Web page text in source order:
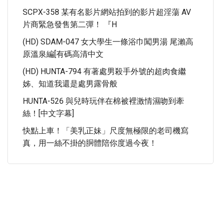
SCPX-358 某有名影片網站拍到的影片超淫蕩 AV
片商緊急發售第二彈！ 『H
(HD) SDAM-047 女大學生一條浴巾闖男湯 尾瀨高
原溫泉編[有碼高清中文
(HD) HUNTA-794 有著處男殺手外號的超肉食繼
姊、知道我還是處男露骨般
HUNTA-526 與兒時玩伴在棉被裡激情濕吻到牽
絲！[中文字幕]
快點上車！「美乳正妹」尺度無極限的老司機寫
真，用一絲不掛的胴體陪你度過今夜！